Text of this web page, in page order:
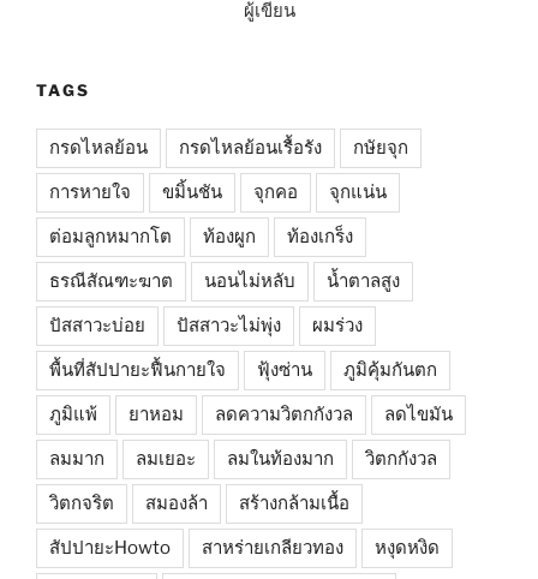
ผู้เขียน
TAGS
กรดไหลย้อน กรดไหลย้อนเรื้อรัง กษัยจุก
การหายใจ ขมิ้นชัน จุกคอ จุกแน่น
ต่อมลูกหมากโต ท้องผูก ท้องเกร็ง
ธรณีสัณฑะฆาต นอนไม่หลับ น้ำตาลสูง
ปัสสาวะบ่อย ปัสสาวะไม่พุ่ง ผมร่วง
พื้นที่สัปปายะฟื้นกายใจ ฟุ้งซ่าน ภูมิคุ้มกันตก
ภูมิแพ้ ยาหอม ลดความวิตกกังวล ลดไขมัน
ลมมาก ลมเยอะ ลมในท้องมาก วิตกกังวล
วิตกจริต สมองล้า สร้างกล้ามเนื้อ
สัปปายะHowto สาหร่ายเกลียวทอง หงุดหงิด